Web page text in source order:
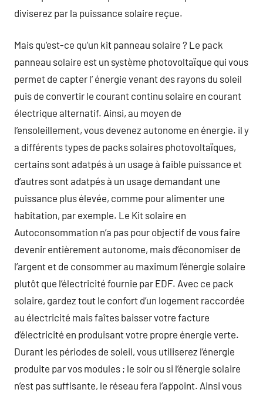
diviserez par la puissance solaire reçue.
Mais qu’est-ce qu’un kit panneau solaire ? Le pack
panneau solaire est un système photovoltaïque qui vous
permet de capter l’ énergie venant des rayons du soleil
puis de convertir le courant continu solaire en courant
électrique alternatif. Ainsi, au moyen de
l’ensoleillement, vous devenez autonome en énergie. il y
a différents types de packs solaires photovoltaïques,
certains sont adatpés à un usage à faible puissance et
d’autres sont adatpés à un usage demandant une
puissance plus élevée, comme pour alimenter une
habitation, par exemple. Le Kit solaire en
Autoconsommation n’a pas pour objectif de vous faire
devenir entièrement autonome, mais d’économiser de
l’argent et de consommer au maximum l’énergie solaire
plutôt que l’électricité fournie par EDF. Avec ce pack
solaire, gardez tout le confort d’un logement raccordée
au électricité mais faîtes baisser votre facture
d’électricité en produisant votre propre énergie verte.
Durant les périodes de soleil, vous utiliserez l’énergie
produite par vos modules ; le soir ou si l’énergie solaire
n’est pas suffisante, le réseau fera l’appoint. Ainsi vous